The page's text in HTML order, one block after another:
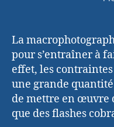
La
pour s’entraîner à
effet, les
une grande
de mettre en œuvre
que des flashes